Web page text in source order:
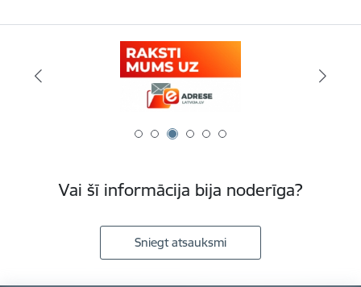
Vai šī informācija bija noderīga?
Sniegt atsauksmi